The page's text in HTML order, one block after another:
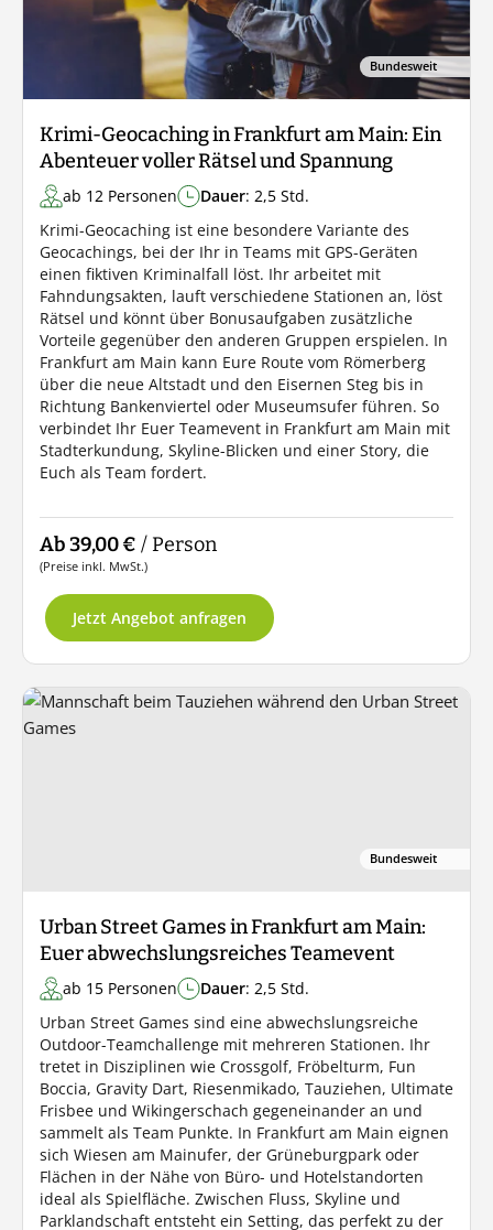
Bundesweit
Krimi-Geocaching in Frankfurt am Main: Ein
Abenteuer voller Rätsel und Spannung
ab 12 Personen Dauer: 2,5 Std.
Krimi-Geocaching ist eine besondere Variante des
Geocachings, bei der Ihr in Teams mit GPS-Geräten
einen fiktiven Kriminalfall löst. Ihr arbeitet mit
Fahndungsakten, lauft verschiedene Stationen an, löst
Rätsel und könnt über Bonusaufgaben zusätzliche
Vorteile gegenüber den anderen Gruppen erspielen. In
Frankfurt am Main kann Eure Route vom Römerberg
über die neue Altstadt und den Eisernen Steg bis in
Richtung Bankenviertel oder Museumsufer führen. So
verbindet Ihr Euer Teamevent in Frankfurt am Main mit
Stadterkundung, Skyline-Blicken und einer Story, die
Euch als Team fordert.
Ab 39,00 € / Person
(Preise inkl. MwSt.)
Jetzt Angebot anfragen
Bundesweit
Urban Street Games in Frankfurt am Main:
Euer abwechslungsreiches Teamevent
ab 15 Personen Dauer: 2,5 Std.
Urban Street Games sind eine abwechslungsreiche
Outdoor-Teamchallenge mit mehreren Stationen. Ihr
tretet in Disziplinen wie Crossgolf, Fröbelturm, Fun
Boccia, Gravity Dart, Riesenmikado, Tauziehen, Ultimate
Frisbee und Wikingerschach gegeneinander an und
sammelt als Team Punkte. In Frankfurt am Main eignen
sich Wiesen am Mainufer, der Grüneburgpark oder
Flächen in der Nähe von Büro- und Hotelstandorten
ideal als Spielfläche. Zwischen Fluss, Skyline und
Parklandschaft entsteht ein Setting, das perfekt zu der